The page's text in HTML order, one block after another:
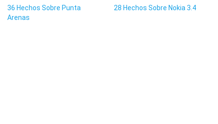
36 Hechos Sobre Punta
Arenas
28 Hechos Sobre Nokia 3.4